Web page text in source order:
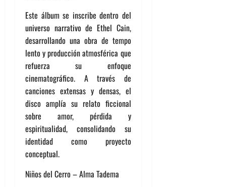
Este álbum se inscribe dentro del
universo narrativo de Ethel Cain,
desarrollando una obra de tempo
lento y producción atmosférica que
refuerza su enfoque
cinematográfico. A través de
canciones extensas y densas, el
disco amplía su relato ficcional
sobre amor, pérdida y
espiritualidad, consolidando su
identidad como proyecto
conceptual.
Niños del Cerro – Alma Tadema